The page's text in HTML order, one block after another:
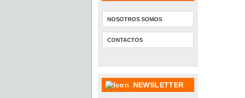
NOSOTROS SOMOS
CONTACTOS
NEWSLETTER